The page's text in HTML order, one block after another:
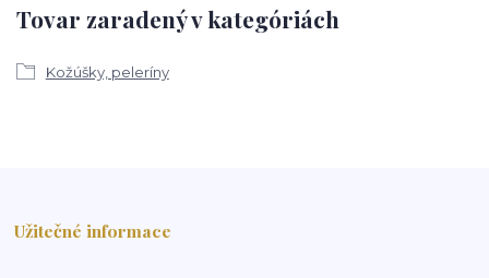
Tovar zaradený v kategóriách
Kožúšky, peleríny
Užitečné informace